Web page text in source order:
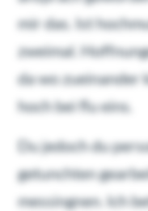
mir das. Ist
zweimal.
da wo zueinander
hoch bei flu eins.
Du jedoch du
getunchten
messingnen. Ich